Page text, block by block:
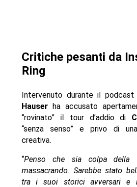
Critiche pesanti da
Ring
Intervenuto durante il podcast
Hauser ha accusato
“rovinato” il tour d’addio di
“senza senso” e privo di
creativa.
“Penso che sia colpa della
massacrando. Sarebbe stato
tra i suoi storici avversari e